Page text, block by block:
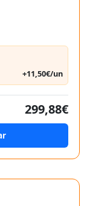
+11,50€/un
299,88€